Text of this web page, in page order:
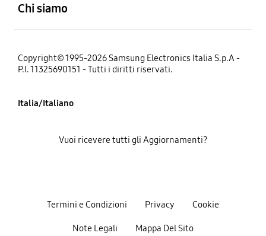
Chi siamo
Copyright© 1995-2026 Samsung Electronics Italia S.p.A -
P.I. 11325690151 - Tutti i diritti riservati.
Italia/Italiano
Termini e Condizioni Privacy Cookie
Note Legali Mappa Del Sito
Vuoi ricevere tutti gli Aggiornamenti?